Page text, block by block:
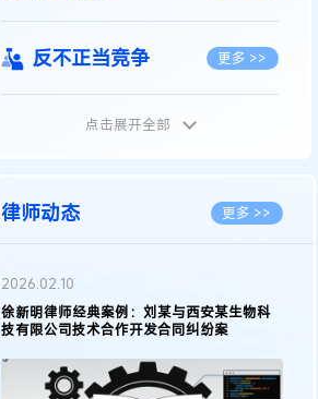
反不正当竞争 更多 >>
植物新品种
地理标志 更多 >>
集成电路布图设计
点击展开全部
律师动态 更多 >>
2026.05.11
徐新明律师接受《天津日报》采访：解读
2025年度天津市专利行政保护案例